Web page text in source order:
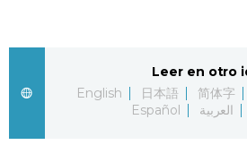
Datos de Japón
Fragmentos de Japón
Leer en otro
English
日本語 简体字
Español
العربية